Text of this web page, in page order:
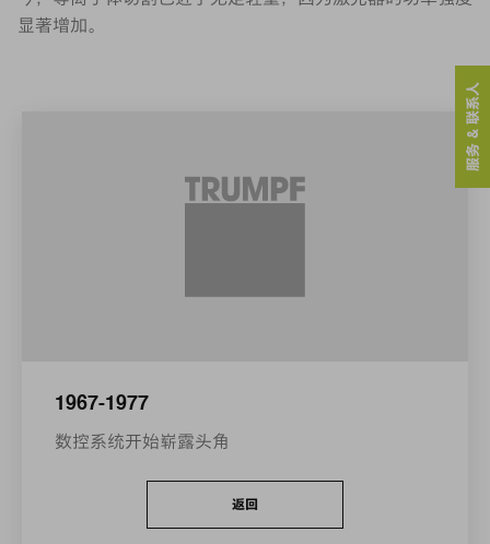
显著增加。
1967-1977
数控系统开始崭露头角
返回
服务 & 联系人